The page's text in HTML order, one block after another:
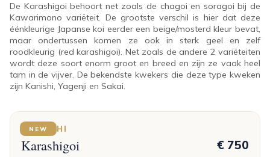
De Karashigoi behoort net zoals de chagoi en soragoi bij de
Kawarimono variëteit. De grootste verschil is hier dat deze
éénkleurige Japanse koi eerder een beige/mosterd kleur bevat,
maar ondertussen komen ze ook in sterk geel en zelf
roodkleurig (red karashigoi). Net zoals de andere 2 variëteiten
wordt deze soort enorm groot en breed en zijn ze vaak heel
tam in de vijver. De bekendste kwekers die deze type kweken
zijn Kanishi, Yagenji en Sakai.
NEW
DAINICHI
Karashigoi € 750